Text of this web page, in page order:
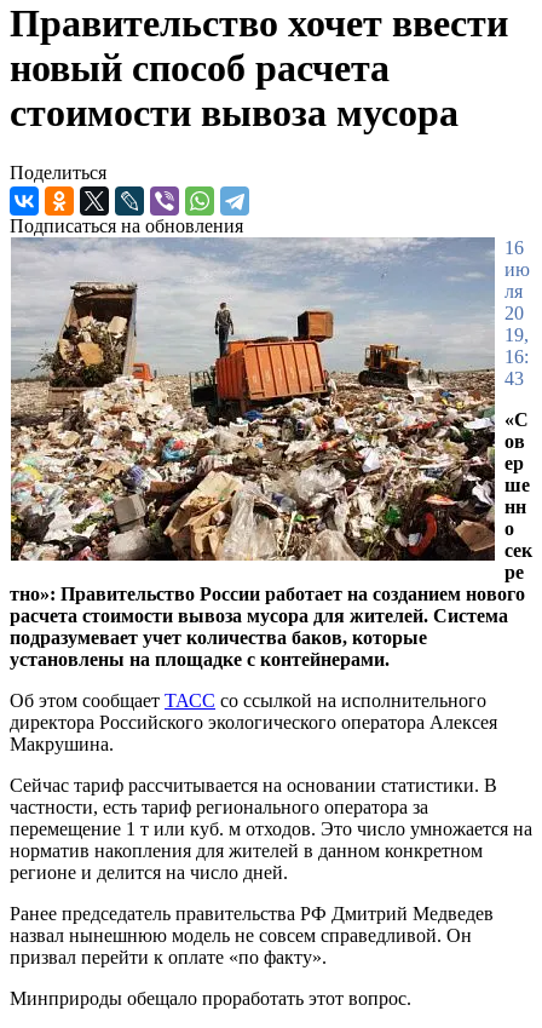
Правительство хочет ввести
новый способ расчета
стоимости вывоза мусора
Поделиться
Подписаться на обновления
16
ию
ля
20
19,
16:
43
«С
ов
ер
ше
нн
о
сек
ре
тно»: Правительство России работает на созданием нового
расчета стоимости вывоза мусора для жителей. Система
подразумевает учет количества баков, которые
установлены на площадке с контейнерами.
Об этом сообщает ТАСС со ссылкой на исполнительного
директора Российского экологического оператора Алексея
Макрушина.
Сейчас тариф рассчитывается на основании статистики. В
частности, есть тариф регионального оператора за
перемещение 1 т или куб. м отходов. Это число умножается на
норматив накопления для жителей в данном конкретном
регионе и делится на число дней.
Ранее председатель правительства РФ Дмитрий Медведев
назвал нынешнюю модель не совсем справедливой. Он
призвал перейти к оплате «по факту».
Минприроды обещало проработать этот вопрос.